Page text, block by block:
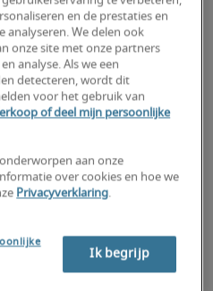
Juist ook werkgevers
stappen nemen om
te maken.
keuzes op kantoor
werkgevers samen aan
staan
Als het even kan,
de trein lees je
belangrijke presentatie
en de prestaties en
analyseren. We delen ook
onze site met onze partners
analyse. Als we een
detecteren, wordt dit
voor het gebruik van
of deel mijn persoonlijke
aan onze
over cookies en hoe we
Privacyverklaring.
Ik begrijp